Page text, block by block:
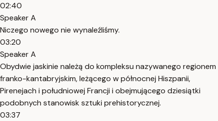
02:40
Speaker A
Niczego nowego nie wynaleźliśmy.
03:20
Speaker A
Obydwie jaskinie należą do kompleksu nazywanego regionem
franko-kantabryjskim, leżącego w północnej Hiszpanii,
Pirenejach i południowej Francji i obejmującego dziesiątki
podobnych stanowisk sztuki prehistorycznej.
03:37